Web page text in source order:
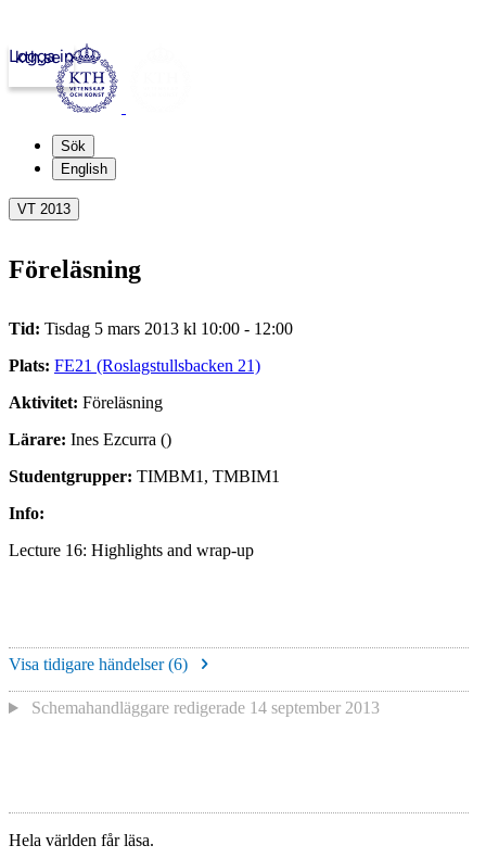
kth.se
Logga in
Sök
English
VT 2013
Föreläsning
Tid: Tisdag 5 mars 2013 kl 10:00 - 12:00
Plats: FE21 (Roslagstullsbacken 21)
Aktivitet: Föreläsning
Lärare: Ines Ezcurra ()
Studentgrupper: TIMBM1, TMBIM1
Info:
Lecture 16: Highlights and wrap-up
Visa tidigare händelser (6)
Schemahandläggare redigerade 14 september 2013
Hela världen får läsa.